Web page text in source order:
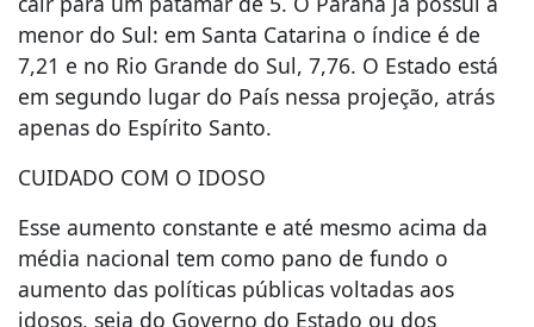
menor do Sul: em Santa Catarina o índice é de
7,21 e no Rio Grande do Sul, 7,76. O Estado está
em segundo lugar do País nessa projeção, atrás
apenas do Espírito Santo.
CUIDADO COM O IDOSO
Esse aumento constante e até mesmo acima da
média nacional tem como pano de fundo o
aumento das políticas públicas voltadas aos
idosos, seja do Governo do Estado ou dos